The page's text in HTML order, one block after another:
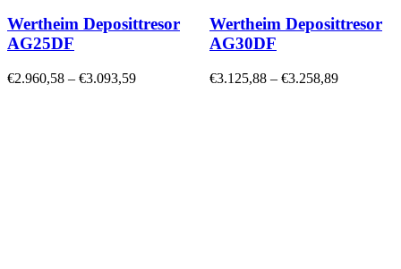
Wertheim Deposittresor
AG25DF
€2.960,58 – €3.093,59
Wertheim Deposittresor
AG30DF
€3.125,88 – €3.258,89